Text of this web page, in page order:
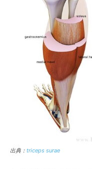
出典： triceps surae